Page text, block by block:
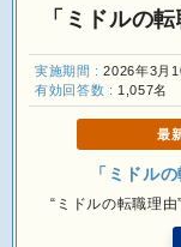
「ミドルの
実施期間 :2026年3月
有効回答数 : 1,057名
最
「ミドル
“ミドルの転職理